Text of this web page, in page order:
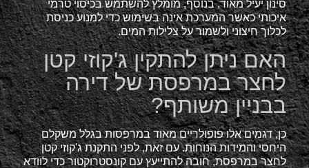
סינון יעיל מאוד. בנוסף, מומלץ להשתמש בכיסוי טרמי
איכותי כאשר המערכת אינה בשימוש כדי למנוע כניסת
לכלוך חיצוני ולשמור על צלילות המים.
האם ניתן להתקין ג'קוזי קטן
לחצר במרפסת של דירה
בבניין משותף?
כן, דגמים אלו פופולריים מאוד במרפסות בגלל משקלם
היחסי והמידות הנוחות. עם זאת, לפני התקנת ג'קוזי קטן
לחצר במרפסת, חובה להתייעץ עם קונסטרוקטור כדי לוודא